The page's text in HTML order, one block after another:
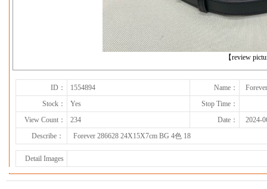
【review
下一张
ID： 1554894 Name：
Stock：
Yes
Stop Time：
View Count：
234 Date：
2024-
Describe：
Forever 286628 24X15X7cm BG 4色 18
Detail Images